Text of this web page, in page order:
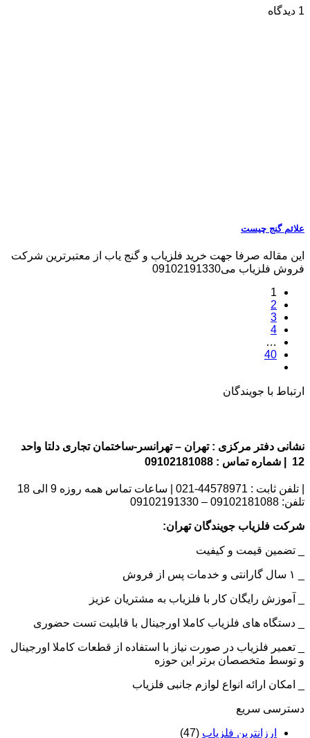
1 دیدگاه
علائم گنج چیست
این مقاله صرفا جهت خرید فلزیاب و گنج یاب از معتبرترین شرکت
فروش فلزیاب می09102191330
1
2
3
4
…
40
ارتباط با جویندگان
نشانی دفتر مرکزی : تهران – تهرانسر-ساختمان تجاری دلتا واحد
12 | شماره تماس : 09102181088
| تلفن ثابت : 44578971-021 | ساعات تماس همه روزه 9 الی 18
تلفن: 09102181088 – 09102191330
شرکت فلزیاب جویندگان تهران:
_ تضمین قیمت و کیفیت
_ آموزش رایگان کار با فلزیاب به مشتریان عزیز
_ دستگاه های فلزیاب کاملا اورجینال با قابلیت تست حضوری
_ تعمیر فلزیاب در صورت نیاز با استفاده از قطعات کاملا اورجینال
و توسط متخصصان برتر این حوزه
_ امکان ارائه انواع لوازم جانبی فلزیاب
دسترسی سریع
ارزانترین فلزیاب (47)